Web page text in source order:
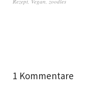
1 Kommentare